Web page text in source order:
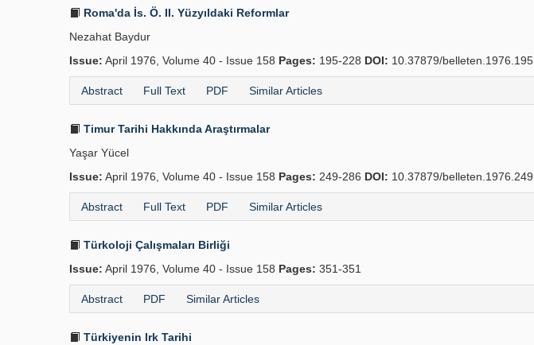
Roma'da İs. Ö. II. Yüzyıldaki Reformlar
Nezahat Baydur
Issue: April 1976, Volume 40 - Issue 158 Pages: 195-228 DOI: 10.37879/belleten.1976.195
Abstract Full Text PDF Similar Articles
Timur Tarihi Hakkında Araştırmalar
Yaşar Yücel
Issue: April 1976, Volume 40 - Issue 158 Pages: 249-286 DOI: 10.37879/belleten.1976.249
Abstract Full Text PDF Similar Articles
Türkoloji Çalışmaları Birliği
Issue: April 1976, Volume 40 - Issue 158 Pages: 351-351
Abstract PDF Similar Articles
Türkiyenin Irk Tarihi